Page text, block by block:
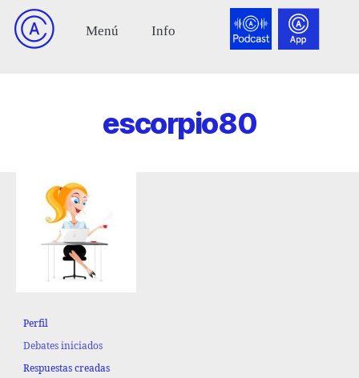
escorpio80
Perfil
Debates iniciados
Respuestas creadas